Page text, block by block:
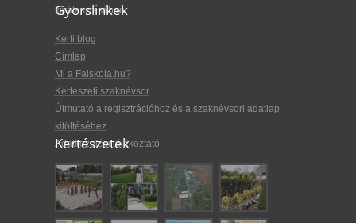
kiválasztásában.
Gyorslinkek
Kerti blog
Címlap
Mi a Faiskola.hu?
Kertészeti szaknévsor
Útmutató a regisztrációhoz és a szaknévsori adatlap
kitöltéséhez
Adatkezelési tájékoztató
Kertészetek